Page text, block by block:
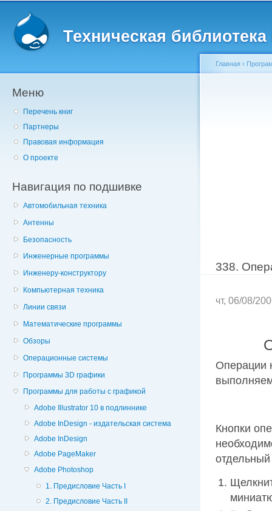
Техническая
Меню
Перечень книг
Партнеры
Правовая информация
О проекте
Навигация по подшивке
Автомобильная техника
Антенны
Безопасность
Инженерные программы
Инженеру-конструктору
Компьютерная техника
Линии связи
Математические программы
Обзоры
Операционные системы
Программы 3D графики
Программы для работы с графикой
Adobe Illustrator 10 в подлиннике
Adobe InDesign - издательская система
Adobe InDesign
Adobe PageMaker
Adobe Photoshop
1. Предисловие Часть I
2. Предисловие Часть II
Главная ›
338.
чт, 06/08/
Операции
Кнопки
отдельный